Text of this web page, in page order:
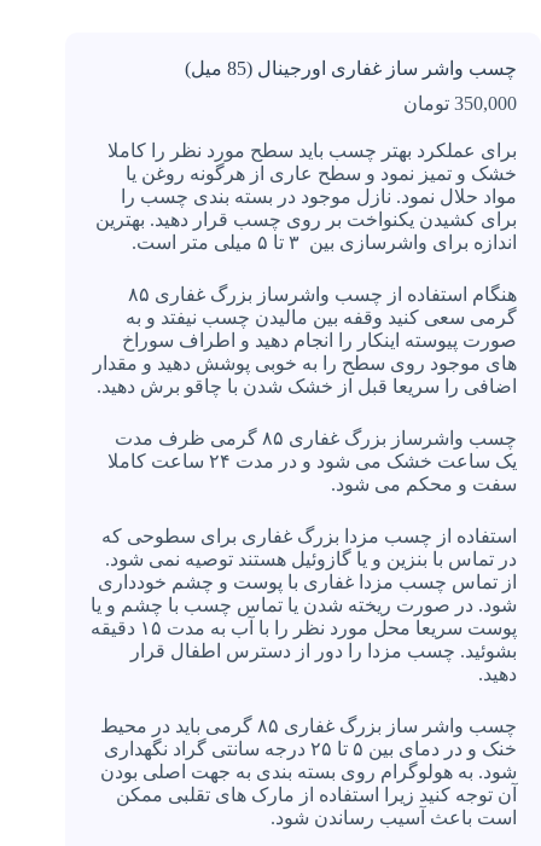
چسب واشر ساز غفاری اورجینال (85 میل)
350,000 تومان
برای عملکرد بهتر چسب باید سطح مورد نظر را کاملا
خشک و تمیز نمود و سطح عاری از هرگونه روغن یا
مواد حلال نمود. نازل موجود در بسته بندی چسب را
برای کشیدن یکنواخت بر روی چسب قرار دهید. بهترین
اندازه برای واشرسازی بین ۳ تا ۵ میلی متر است.
هنگام استفاده از چسب واشرساز بزرگ غفاری ۸۵
گرمی سعی کنید وقفه بین مالیدن چسب نیفتد و به
صورت پیوسته اینکار را انجام دهید و اطراف سوراخ
های موجود روی سطح را به خوبی پوشش دهید و مقدار
اضافی را سریعا قبل از خشک شدن با چاقو برش دهید.
چسب واشرساز بزرگ غفاری ۸۵ گرمی ظرف مدت
یک ساعت خشک می شود و در مدت ۲۴ ساعت کاملا
سفت و محکم می شود.
استفاده از چسب مزدا بزرگ غفاری برای سطوحی که
در تماس با بنزین و یا گازوئیل هستند توصیه نمی شود.
از تماس چسب مزدا غفاری با پوست و چشم خودداری
شود. در صورت ریخته شدن یا تماس چسب با چشم و یا
پوست سریعا محل مورد نظر را با آب به مدت ۱۵ دقیقه
بشوئید. چسب مزدا را دور از دسترس اطفال قرار
دهید.
چسب واشر ساز بزرگ غفاری ۸۵ گرمی باید در محیط
خنک و در دمای بین ۵ تا ۲۵ درجه سانتی گراد نگهداری
شود. به هولوگرام روی بسته بندی به جهت اصلی بودن
آن توجه کنید زیرا استفاده از مارک های تقلبی ممکن
است باعث آسیب رساندن شود.